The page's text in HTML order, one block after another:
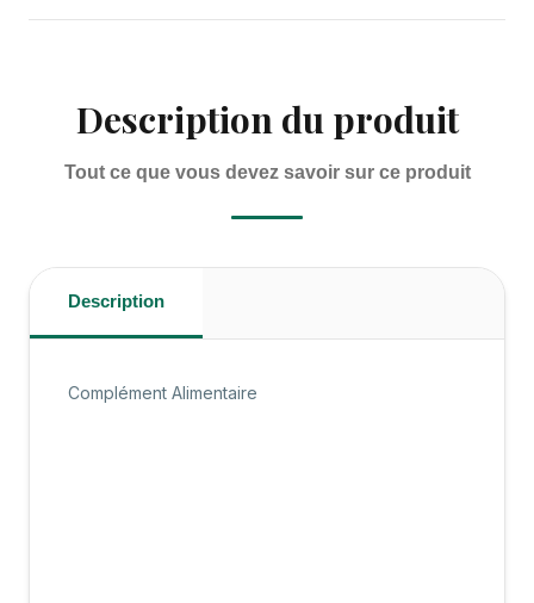
Description du produit
Tout ce que vous devez savoir sur ce produit
Description
Complément Alimentaire